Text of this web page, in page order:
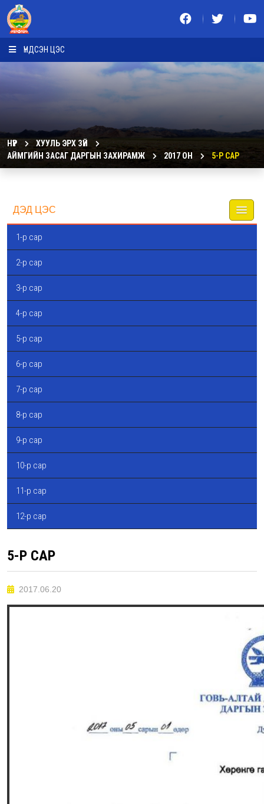
ҮНДСЭН ЦЭС
НҮҮР
ХУУЛЬ ЭРХ ЗҮЙ
АЙМГИЙН ЗАСАГ ДАРГЫН ЗАХИРАМЖ
2017 ОН 5-Р САР
ДЭД ЦЭС
1-р сар
2-р сар
3-р сар
4-р сар
5-р сар
6-р сар
7-р сар
8-р сар
9-р сар
10-р сар
11-р сар
12-р сар
5-Р САР
2017.06.20